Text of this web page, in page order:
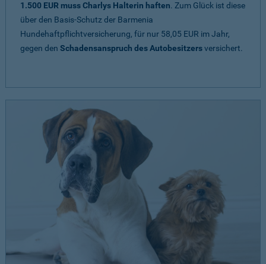
1.500 EUR muss Charlys Halterin haften. Zum Glück ist diese
über den Basis-Schutz der Barmenia
Hundehaftpflichtversicherung, für nur 58,05 EUR im Jahr,
gegen den Schadensanspruch des Autobesitzersversichert.